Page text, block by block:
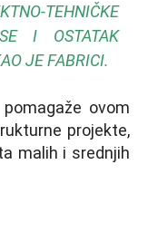
TEHNIČKE
I OSTATAK
JE FABRICI.
ovom
projekte,
malih i srednjih